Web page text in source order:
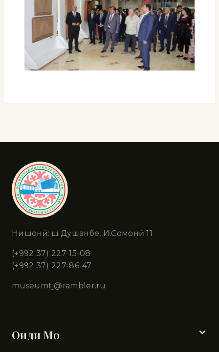
Нишонӣ: ш.Душанбе, И.Сомонӣ 11
(+992 37) 227-15-08
(+992 37) 227-86-47
museumtj@rambler.ru
Оиди Мо